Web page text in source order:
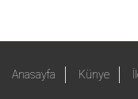
Anasayfa Künye